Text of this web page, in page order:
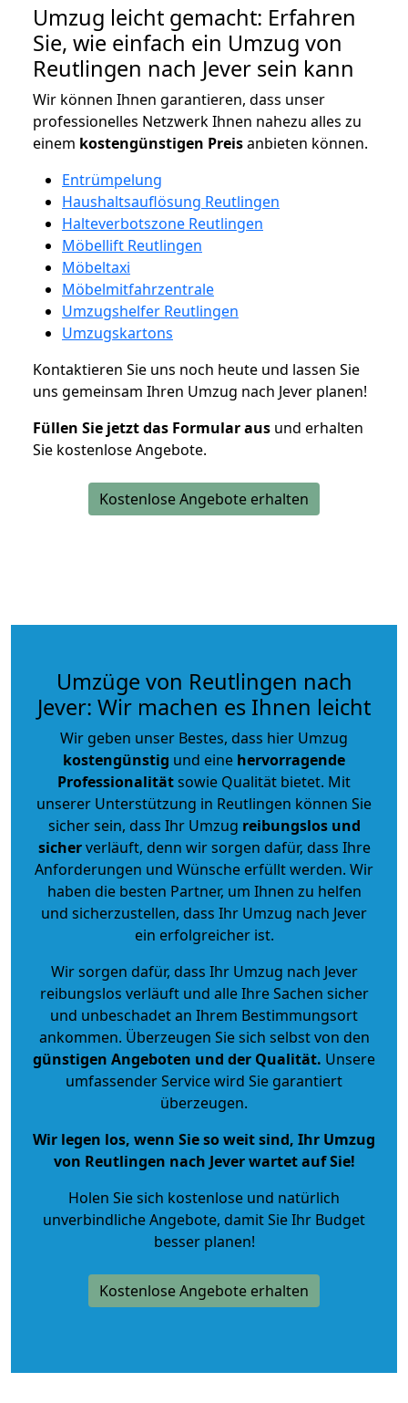
Umzug leicht gemacht: Erfahren
Sie, wie einfach ein Umzug von
Reutlingen nach Jever sein kann
Wir können Ihnen garantieren, dass unser
professionelles Netzwerk Ihnen nahezu alles zu
einem kostengünstigen Preisanbieten können.
Entrümpelung
Haushaltsauflösung Reutlingen
Halteverbotszone Reutlingen
Möbellift Reutlingen
Möbeltaxi
Möbelmitfahrzentrale
Umzugshelfer Reutlingen
Umzugskartons
Kontaktieren Sie uns noch heute und lassen Sie
uns gemeinsam Ihren Umzug nach Jever planen!
Füllen Sie jetzt das Formular aus und erhalten
Sie kostenlose Angebote.
Kostenlose Angebote erhalten
Umzüge von Reutlingen nach
Jever: Wir machen es Ihnen leicht
Wir geben unser Bestes, dass hier Umzug
kostengünstig und eine hervorragende
Professionalitätsowie Qualität bietet. Mit
unserer Unterstützung in Reutlingen können Sie
sicher sein, dass Ihr Umzug reibungslos und
sicherverläuft, denn wir sorgen dafür, dass Ihre
Anforderungen und Wünsche erfüllt werden. Wir
haben die besten Partner, um Ihnen zu helfen
und sicherzustellen, dass Ihr Umzug nach Jever
ein erfolgreicher ist.
Wir sorgen dafür, dass Ihr Umzug nach Jever
reibungslos verläuft und alle Ihre Sachen sicher
und unbeschadet an Ihrem Bestimmungsort
ankommen. Überzeugen Sie sich selbst von den
günstigen Angeboten und der Qualität. Unsere
umfassender Service wird Sie garantiert
überzeugen.
Wir legen los, wenn Sie so weit sind, Ihr Umzug
von Reutlingen nach Jever wartet auf Sie!
Holen Sie sich kostenlose und natürlich
unverbindliche Angebote, damit Sie Ihr Budget
besser planen!
Kostenlose Angebote erhalten